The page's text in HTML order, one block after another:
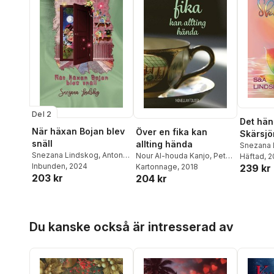
Del 2
När häxan Bojan blev
snäll
Snezana Lindskog, Anton
Nordström
Inbunden, 2024
203 kr
Över en fika kan
allting hända
Nour Al-houda Kanjo, Peter
Westberg,Elisabeth
Magnusson Rune
Fröjd
Fanny Lundgren
Inger Lernevall,Jessica
Hildebrand,Katherine
Kartonnage, 2018
204 kr
Det
Snezana
Lindskog
Häftad,
239 kr
Du kanske också är intresserad av